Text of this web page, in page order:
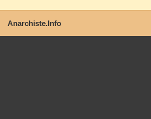
Anarchiste.Info